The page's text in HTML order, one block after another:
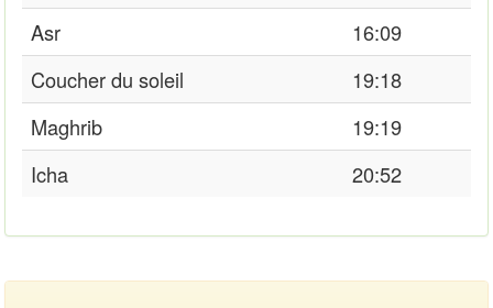
Asr
16:09
Coucher du soleil
19:18
Maghrib
19:19
Icha
20:52